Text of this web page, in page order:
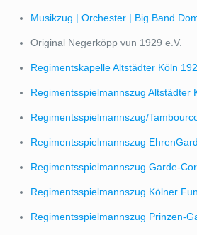
Musikzug | Orchester | Big Band
Original Negerköpp vun 1929 e.V.
Regimentskapelle Altstädter Köln
Regimentsspielmannszug Altstädter
Regimentsspielmannszug/
Regimentsspielmannszug
Regimentsspielmannszug Garde-
Regimentsspielmannszug Kölner
Regimentsspielmannszug Prinzen-